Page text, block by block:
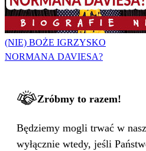
(NIE) BOŻE IGRZYSKO
NORMANA DAVIESA?
Zróbmy to razem!
Będziemy mogli trwać w
wyłącznie wtedy, jeśli